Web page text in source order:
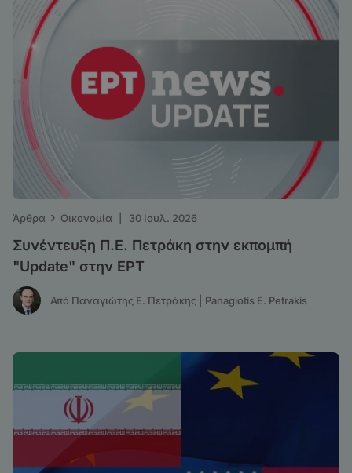
Άρθρα › Οικονομία 30 Ιουλ. 2026
Συνέντευξη Π.Ε. Πετράκη στην εκπομπή
"Update" στην ΕΡΤ
Από Παναγιώτης Ε. Πετράκης | Panagiotis E. Petrakis